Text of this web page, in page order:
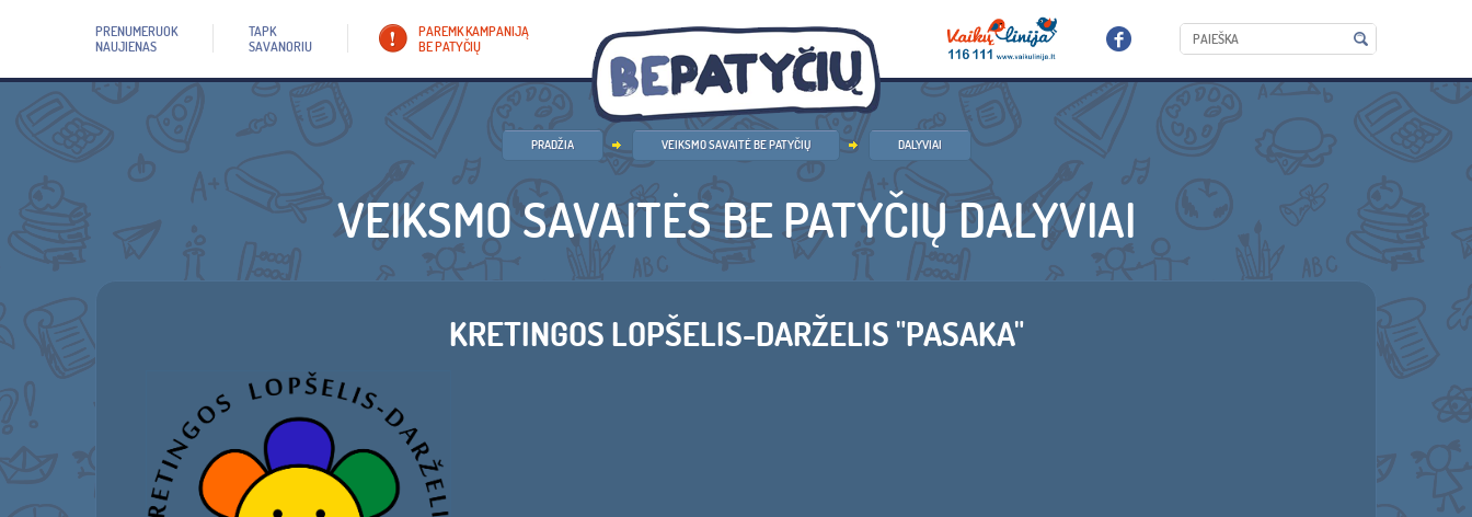
PRENUMERUOK
NAUJIENAS
TAPK
SAVANORIU
PAREMK KAMPANIJĄ
BE PATYČIŲ
PRADŽIA VEIKSMO SAVAITĖ BE PATYČIŲ DALYVIAI
VEIKSMO SAVAITĖS BE PATYČIŲ DALYVIAI
KRETINGOS LOPŠELIS-DARŽELIS "PASAKA"